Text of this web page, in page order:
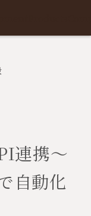
連携〜
自動化